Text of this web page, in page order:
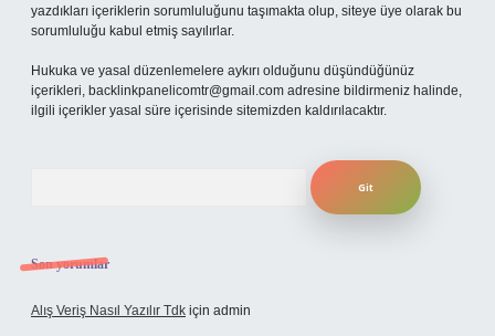
yazdıkları içeriklerin sorumluluğunu taşımakta olup, siteye üye olarak bu
sorumluluğu kabul etmiş sayılırlar.
Hukuka ve yasal düzenlemelere aykırı olduğunu düşündüğünüz
içerikleri, backlinkpanelicomtr@gmail.com adresine bildirmeniz halinde,
ilgili içerikler yasal süre içerisinde sitemizden kaldırılacaktır.
Son yorumlar
Alış Veriş Nasıl Yazılır Tdk için admin